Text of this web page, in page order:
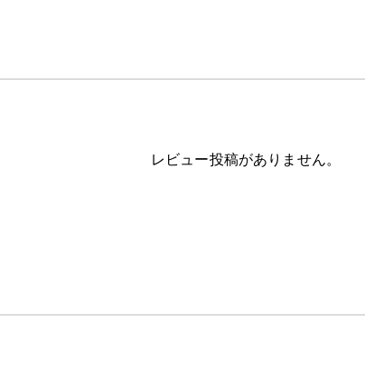
レビュー投稿がありません。